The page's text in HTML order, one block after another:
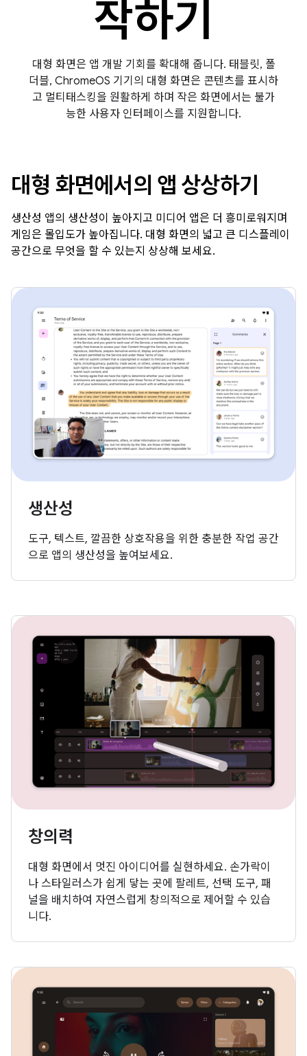
작하기
대형 화면은 앱 개발 기회를 확대해 줍니다. 태블릿, 폴
더블, ChromeOS 기기의 대형 화면은 콘텐츠를 표시하
고 멀티태스킹을 원활하게 하며 작은 화면에서는 불가
능한 사용자 인터페이스를 지원합니다.
대형 화면에서의 앱 상상하기
생산성 앱의 생산성이 높아지고 미디어 앱은 더 흥미로워지며
게임은 몰입도가 높아집니다. 대형 화면의 넓고 큰 디스플레이
공간으로 무엇을 할 수 있는지 상상해 보세요.
생산성
도구, 텍스트, 깔끔한 상호작용을 위한 충분한 작업 공간
으로 앱의 생산성을 높여보세요.
창의력
대형 화면에서 멋진 아이디어를 실현하세요. 손가락이
나 스타일러스가 쉽게 닿는 곳에 팔레트, 선택 도구, 패
널을 배치하여 자연스럽게 창의적으로 제어할 수 있습
니다.